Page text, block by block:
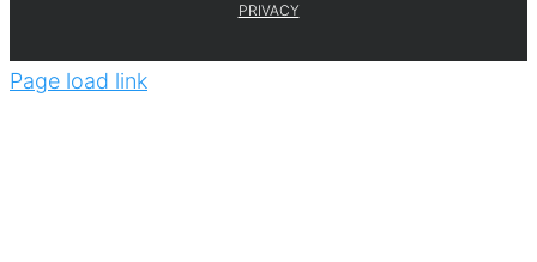
PRIVACY
Page load link